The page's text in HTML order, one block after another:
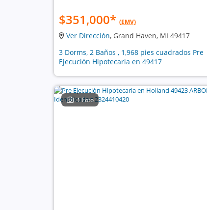
$351,000* (EMV)
Ver Dirección, Grand Haven, MI 49417
3 Dorms, 2 Baños , 1,968 pies cuadrados Pre
Ejecución Hipotecaria en 49417
1 Foto